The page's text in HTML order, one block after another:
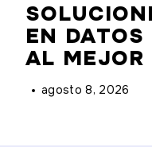
EN DATOS
AL MEJOR
agosto 8, 2026